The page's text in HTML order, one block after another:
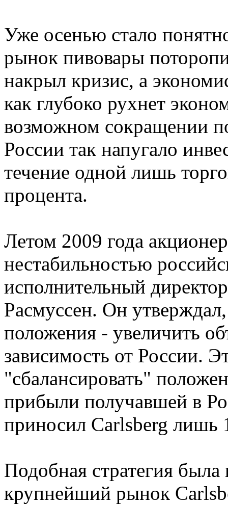
Уже осенью стало
рынок пивовары
накрыл кризис, а
как глубоко рухнет
возможном сокращении
России так напугало
течение одной лишь
процента.
Летом 2009 года
нестабильностью
исполнительный
Расмуссен. Он
положения - увеличить
зависимость от России.
"сбалансировать"
прибыли получавшей в
приносил Carlsberg лишь
Подобная стратегия была
крупнейший рынок